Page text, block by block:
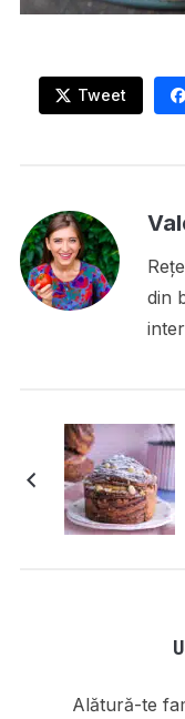
Tweet
din
Alătură-te